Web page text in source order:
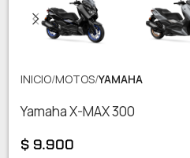
INICIO MOTOS YAMAHA
Yamaha X-MAX 300
$9.900